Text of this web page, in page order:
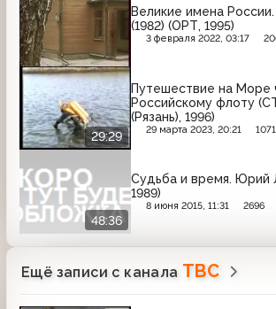
Великие имена
(1982) (ОРТ, 1995)
3 февраля 2022, 03:17
29:29
Путешествие на Море
Российскому флоту
(Рязань), 1996)
29 марта 2023, 20:21 1071
48:36
Судьба и время. Юрий
1989)
8 июня 2015, 11:31 2696
Ещё записи с канала ТВС